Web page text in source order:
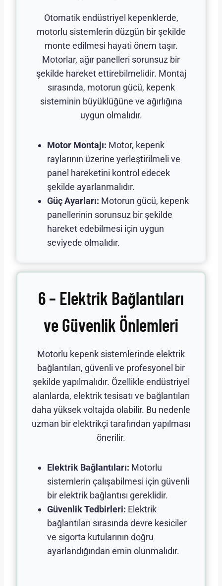
Otomatik endüstriyel kepenklerde,
motorlu sistemlerin düzgün bir şekilde
monte edilmesi hayati önem taşır.
Motorlar, ağır panelleri sorunsuz bir
şekilde hareket ettirebilmelidir. Montaj
sırasında, motorun gücü, kepenk
sisteminin büyüklüğüne ve ağırlığına
uygun olmalıdır.
Motor Montajı: Motor, kepenk
raylarının üzerine yerleştirilmeli ve
panel hareketini kontrol edecek
şekilde ayarlanmalıdır.
Güç Ayarları: Motorun gücü, kepenk
panellerinin sorunsuz bir şekilde
hareket edebilmesi için uygun
seviyede olmalıdır.
6 – Elektrik Bağlantıları
ve Güvenlik Önlemleri
Motorlu kepenk sistemlerinde elektrik
bağlantıları, güvenli ve profesyonel bir
şekilde yapılmalıdır. Özellikle endüstriyel
alanlarda, elektrik tesisatı ve bağlantıları
daha yüksek voltajda olabilir. Bu nedenle
uzman bir elektrikçi tarafından yapılması
önerilir.
Elektrik Bağlantıları: Motorlu
sistemlerin çalışabilmesi için güvenli
bir elektrik bağlantısı gereklidir.
Güvenlik Tedbirleri: Elektrik
bağlantıları sırasında devre kesiciler
ve sigorta kutularının doğru
ayarlandığından emin olunmalıdır.